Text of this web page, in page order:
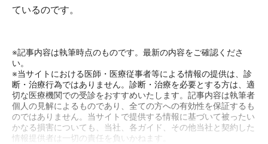
ているのです。
※記事内容は執筆時点のものです。最新の内容をご確認くださ
い。
※当サイトにおける医師・医療従事者等による情報の提供は、診
断・治療行為ではありません。診断・治療を必要とする方は、適
切な医療機関での受診をおすすめいたします。記事内容は執筆者
個人の見解によるものであり、全ての方への有効性を保証するも
のではありません。当サイトで提供する情報に基づいて被ったい
かなる損害についても、当社、各ガイド、その他当社と契約した
情報提供者は一切の責任を負いかねます。